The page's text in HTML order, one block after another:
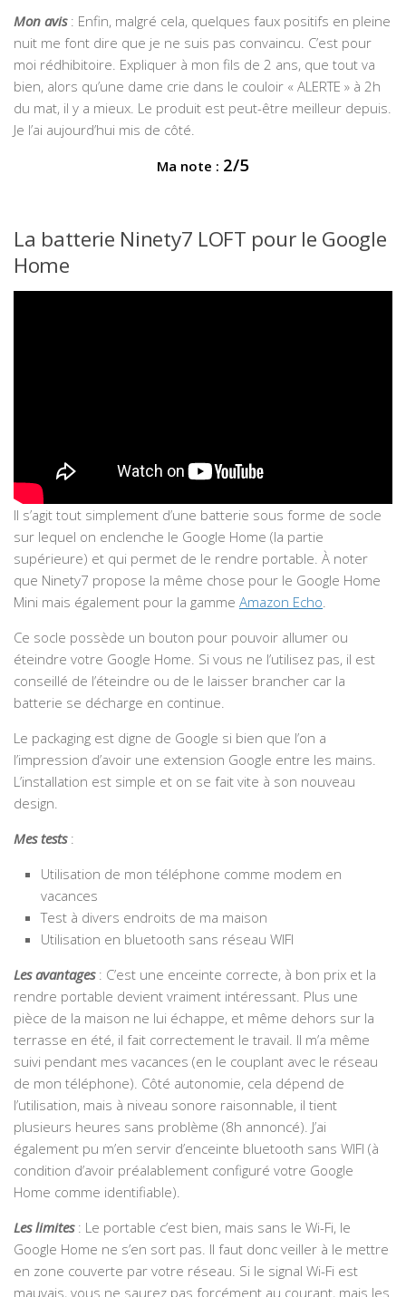
Mon avis: Enfin, malgré cela, quelques faux positifs en pleine
nuit me font dire que je ne suis pas convaincu. C’est pour
moi rédhibitoire. Expliquer à mon fils de 2 ans, que tout va
bien, alors qu’une dame crie dans le couloir « ALERTE » à 2h
du mat, il y a mieux. Le produit est peut-être meilleur depuis.
Je l’ai aujourd’hui mis de côté.
Ma note : 2/5
La batterie Ninety7 LOFT pour le Google
Home
Il s’agit tout simplement d’une batterie sous forme de socle
sur lequel on enclenche le Google Home (la partie
supérieure) et qui permet de le rendre portable. À noter
que Ninety7 propose la même chose pour le Google Home
Mini mais également pour la gamme Amazon Echo.
Ce socle possède un bouton pour pouvoir allumer ou
éteindre votre Google Home. Si vous ne l’utilisez pas, il est
conseillé de l’éteindre ou de le laisser brancher car la
batterie se décharge en continue.
Le packaging est digne de Google si bien que l’on a
l’impression d’avoir une extension Google entre les mains.
L’installation est simple et on se fait vite à son nouveau
design.
Mes tests:
Utilisation de mon téléphone comme modem en
vacances
Test à divers endroits de ma maison
Utilisation en bluetooth sans réseau WIFI
Les avantages: C’est une enceinte correcte, à bon prix et la
rendre portable devient vraiment intéressant. Plus une
pièce de la maison ne lui échappe, et même dehors sur la
terrasse en été, il fait correctement le travail. Il m’a même
suivi pendant mes vacances (en le couplant avec le réseau
de mon téléphone). Côté autonomie, cela dépend de
l’utilisation, mais à niveau sonore raisonnable, il tient
plusieurs heures sans problème (8h annoncé). J’ai
également pu m’en servir d’enceinte bluetooth sans WIFI (à
condition d’avoir préalablement configuré votre Google
Home comme identifiable).
Les limites: Le portable c’est bien, mais sans le Wi-Fi, le
Google Home ne s’en sort pas. Il faut donc veiller à le mettre
en zone couverte par votre réseau. Si le signal Wi-Fi est
mauvais, vous ne saurez pas forcément au courant, mais les